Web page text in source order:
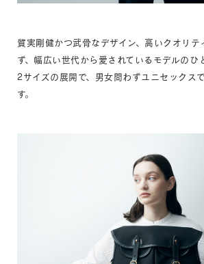
質実剛健かつ武骨なデザイン、高いクオリテ
ず、幅広い世代から愛されているモデルのひ
2サイズの展開で、男女問わずユニセックス
す。